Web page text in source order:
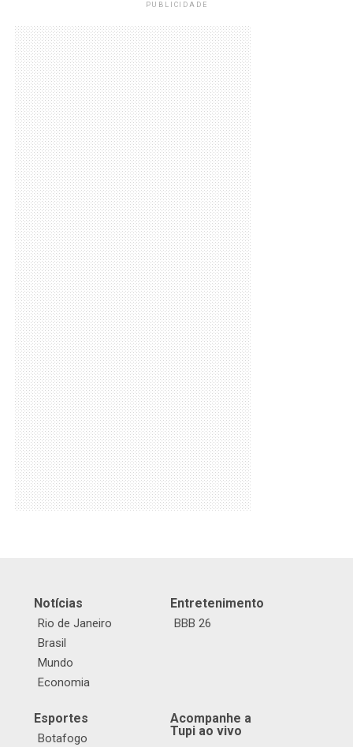
PUBLICIDADE
Notícias
Rio de Janeiro
Brasil
Mundo
Economia
Entretenimento
BBB 26
Esportes
Botafogo
Acompanhe a
Tupi ao vivo